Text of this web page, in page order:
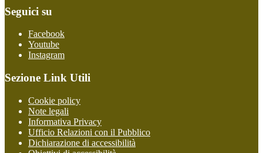
Seguici su
Facebook
Youtube
Instagram
Sezione Link Utili
Cookie policy
Note legali
Informativa Privacy
Ufficio Relazioni con il Pubblico
Dichiarazione di accessibilità